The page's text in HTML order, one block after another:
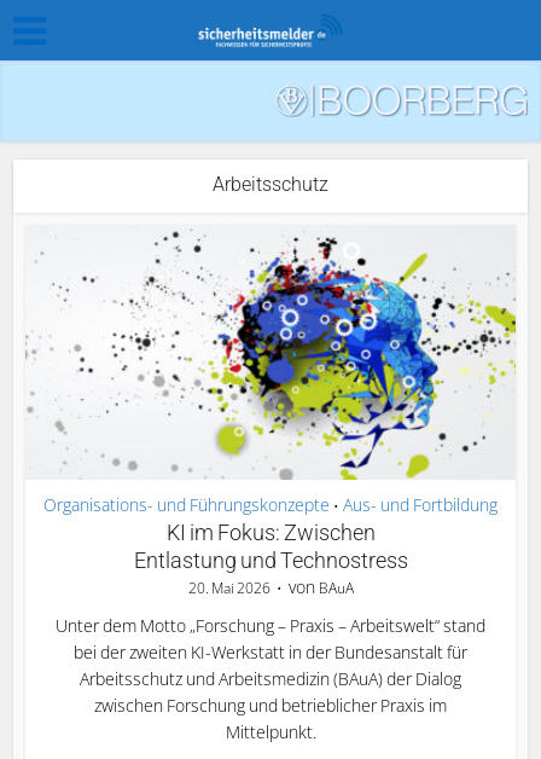
Arbeitsschutz
Organisations- und Führungskonzepte • Aus- und Fortbildung
KI im Fokus: Zwischen
Entlastung und Technostress
20. Mai 2026 von BAuA
Unter dem Motto „Forschung – Praxis – Arbeitswelt“ stand
bei der zweiten KI-Werkstatt in der Bundesanstalt für
Arbeitsschutz und Arbeitsmedizin (BAuA) der Dialog
zwischen Forschung und betrieblicher Praxis im
Mittelpunkt.